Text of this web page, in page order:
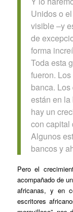
Unidos o
visible –y
de
forma
Toda esta
fueron.
banca.
están en
hay un
con capital
Algunos
bancos y
Pero el
acompañado de
africanas, y en
escritores